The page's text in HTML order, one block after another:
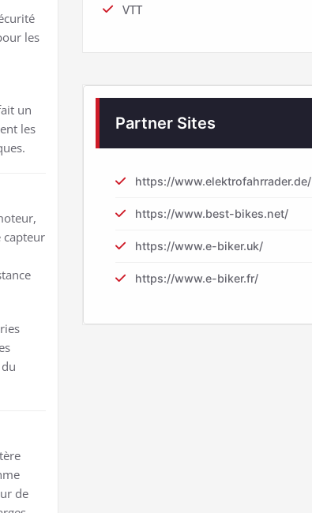
les
un
les
capteur
de
VTT
Partner Sites
https://www.elektrofahrrader.de/
https://www.best-bikes.net/
https://www.e-biker.uk/
https://www.e-biker.fr/